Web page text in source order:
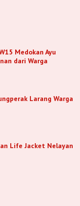
Medokan Ayu
dari Warga
Larang Warga
Life Jacket Nelayan